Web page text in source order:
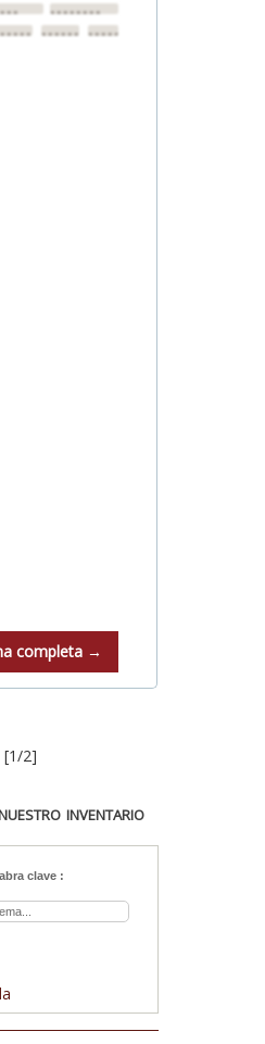
••••••••
••••••••••••••••
completa →
[1/2]
inventario
clave :